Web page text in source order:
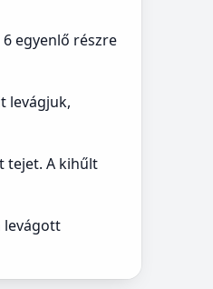
egyenlő részre
levágjuk,
tejet. A kihűlt
levágott